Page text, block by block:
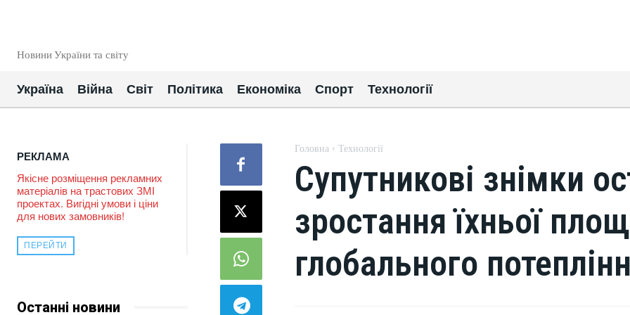
Новини України та світу
Україна Війна Світ Політика Економіка Спорт Технології
РЕКЛАМА
Якісне розміщення рекламних
матеріалів на трастових ЗМІ
проектах. Вигідні умови і ціни
для нових замовників!
ПЕРЕЙТИ
Останні новини
Головна Технології
Супутникові знімки
зростання їхньої
глобального